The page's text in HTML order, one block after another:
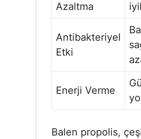
Azaltma
Antibakteriyel
Etki
Enerji Verme
Balen propolis,